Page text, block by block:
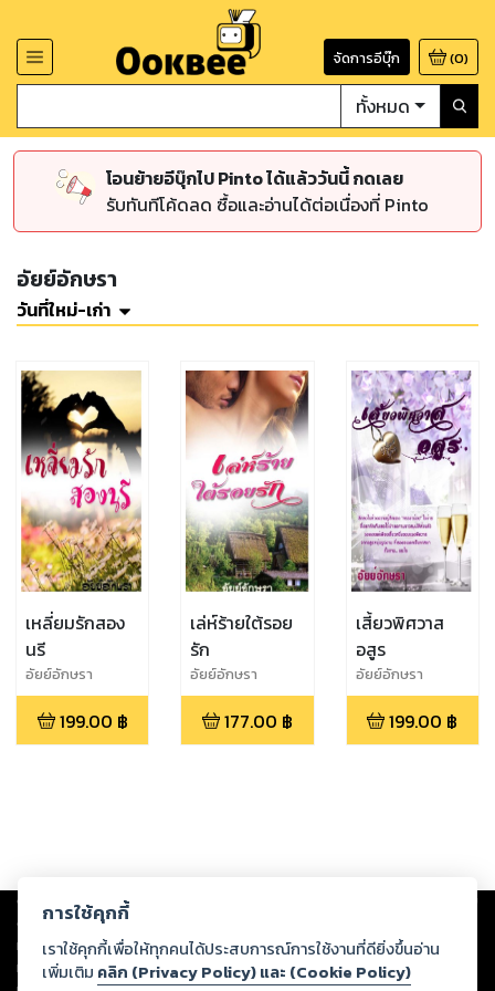
จัดการอีบุ๊ก (0)
ทั้งหมด
โอนย้ายอีบุ๊กไป Pinto ได้แล้ววันนี้ กดเลย
รับทันทีโค้ดลด ซื้อและอ่านได้ต่อเนื่องที่ Pinto
อัยย์อักษรา
วันที่ใหม่-เก่า
เหลี่ยมรักสอง
นรี
อัยย์อักษรา
199.00 ฿
เล่ห์ร้ายใต้รอย
รัก
อัยย์อักษรา
177.00 ฿
เสี้ยวพิศวาส
อสูร
อัยย์อักษรา
199.00 ฿
Copyright © 2026
ต่อผลงานหรือเนื้อหาใดที่อัปโหลดผ่านเว็บไซต์และปรากฏว่าละเมิดสิทธิใน
ทรัพย์สินทางปัญญาของบุคคลอื่นหรือขัดต่อกฎหมายและศีลธรรม ดังนั้น ผู้อ่าน
ทุกท่านโปรดใช้วิจารณญาณในการกลั่นกรองด้วยตนเอง และหากท่านพบว่าส่วน
การใช้คุกกี้
เราใช้คุกกี้เพื่อให้ทุกคนได้ประสบการณ์การใช้งานที่ดียิ่งขึ้นอ่าน
เพิ่มเติม คลิก (Privacy Policy) และ (Cookie Policy)